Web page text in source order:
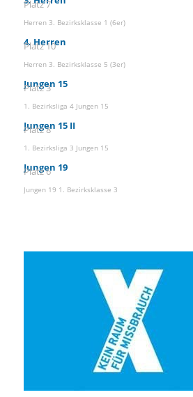
Platz 7
Herren 3. Bezirksklasse 1 (6er)
4. Herren
Platz 10
Herren 3. Bezirksklasse 5 (3er)
Jungen 15
Platz 3
1. Bezirksliga 4 Jungen 15
Jungen 15 II
Platz 8
1. Bezirksliga 3 Jungen 15
Jungen 19
Platz 6
Jungen 19 1. Bezirksklasse 3